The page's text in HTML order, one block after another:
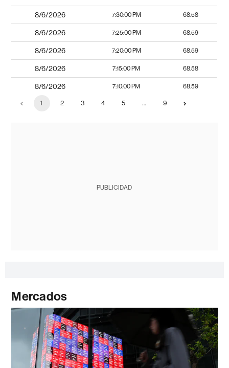
8/6/2026 7:30:00 PM 68.58
8/6/2026 7:25:00 PM 68.59
8/6/2026 7:20:00 PM 68.59
8/6/2026 7:15:00 PM 68.58
8/6/2026 7:10:00 PM 68.59
1 2 3 4 5 … 9
PUBLICIDAD
Mercados